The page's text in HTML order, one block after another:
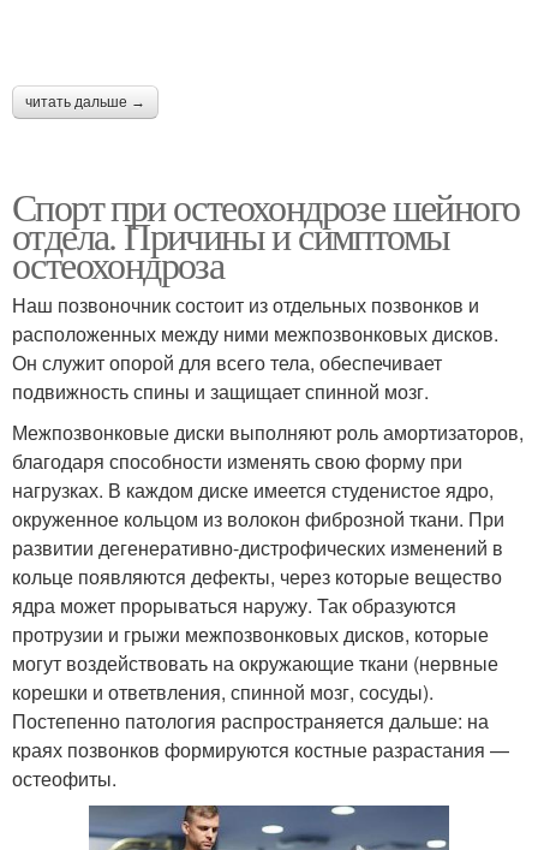
Позвоночник при
Нарушения при шейном
остеохондрозе
Аппарат при шейном
Головокружения при
шейном остеохондрозе
Головокружение при
грудном остеохондрозе
Головокружение при
остеохондрозе
читать дальше →
Спорт при остеохондрозе шейного
отдела. Причины и симптомы
остеохондроза
Наш позвоночник состоит из отдельных позвонков и
расположенных между ними межпозвонковых дисков.
Он служит опорой для всего тела, обеспечивает
подвижность спины и защищает спинной мозг.
Межпозвонковые диски выполняют роль амортизаторов,
благодаря способности изменять свою форму при
нагрузках. В каждом диске имеется студенистое ядро,
окруженное кольцом из волокон фиброзной ткани. При
развитии дегенеративно-дистрофических изменений в
кольце появляются дефекты, через которые вещество
ядра может прорываться наружу. Так образуются
протрузии и грыжи межпозвонковых дисков, которые
могут воздействовать на окружающие ткани (нервные
корешки и ответвления, спинной мозг, сосуды).
Постепенно патология распространяется дальше: на
краях позвонков формируются костные разрастания —
остеофиты.